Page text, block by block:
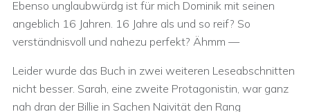
Ebenso unglaubwürdg ist für mich Dominik mit seinen
angeblich 16 Jahren. 16 Jahre als und so reif? So
verständnisvoll und nahezu perfekt? Ähmm —
Leider wurde das Buch in zwei weiteren Leseabschnitten
nicht besser. Sarah, eine zweite Protagonistin, war ganz
nah dran der Billie in Sachen Naivität den Rang